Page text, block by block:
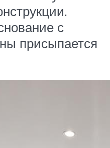
с
присыпается